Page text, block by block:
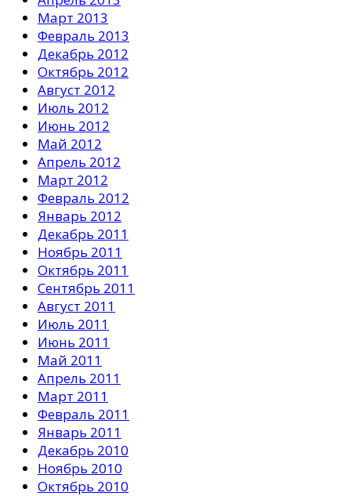
Март 2013
Февраль 2013
Декабрь 2012
Октябрь 2012
Август 2012
Июль 2012
Июнь 2012
Май 2012
Апрель 2012
Март 2012
Февраль 2012
Январь 2012
Декабрь 2011
Ноябрь 2011
Октябрь 2011
Сентябрь 2011
Август 2011
Июль 2011
Июнь 2011
Май 2011
Апрель 2011
Март 2011
Февраль 2011
Январь 2011
Декабрь 2010
Ноябрь 2010
Октябрь 2010